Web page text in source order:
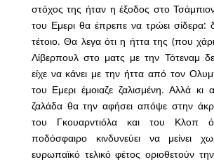
στόχος της ήταν η έξοδος στο
του Εμερι θα έπρεπε να τρώει σίδερα:
τέτοιο. Θα λεγα ότι η ήττα της (που
Λίβερπουλ στο ματς με την Τότεναμ
είχε να κάνει με την ήττα από τον
του Εμερι έμοιαζε ζαλισμένη. Αλλά κι
ζαλάδα θα την αφήσει απόψε στην
του Γκουαρντιόλα και του Κλοπ
ποδόσφαιρο κινδυνεύει να μείνει
ευρωπαϊκό τελικό φέτος οριοθετούν